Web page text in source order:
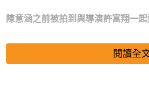
陳意涵之前被拍到與導演許富翔一
陳意涵曾拍電影《閨蜜》，在拍《
閱讀全